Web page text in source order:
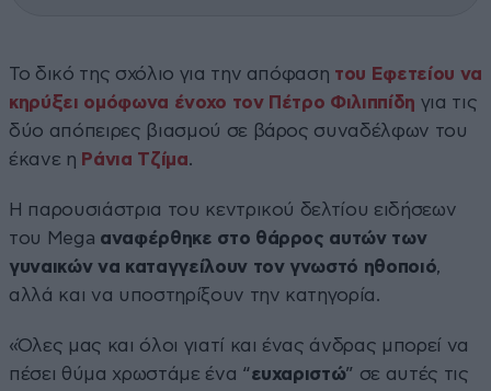
Το δικό της σχόλιο για την απόφαση του Εφετείου να
κηρύξει ομόφωνα ένοχο τον Πέτρο Φιλιππίδη για τις
δύο απόπειρες βιασμού σε βάρος συναδέλφων του
έκανε η Ράνια Τζίμα.
Η παρουσιάστρια του κεντρικού δελτίου ειδήσεων
του Mega αναφέρθηκε στο θάρρος αυτών των
γυναικών να καταγγείλουν τον γνωστό ηθοποιό,
αλλά και να υποστηρίξουν την κατηγορία.
«Όλες μας και όλοι γιατί και ένας άνδρας μπορεί να
πέσει θύμα χρωστάμε ένα “ευχαριστώ” σε αυτές τις